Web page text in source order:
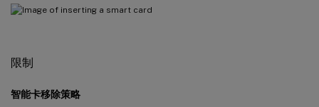
限制
智能卡移除策略